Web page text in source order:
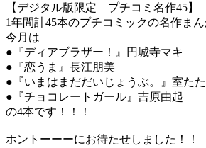
【デジタル版限定 プチコミ名作45】
1年間計45本のプチコミックの名作ま
今月は
●『ディアブラザー！』円城寺マキ
●『恋うま』長江朋美
●『いまはまだだいじょうぶ。』室た
●『チョコレートガール』吉原由起
の4本です！！！
ホントーーーにお待たせしました！